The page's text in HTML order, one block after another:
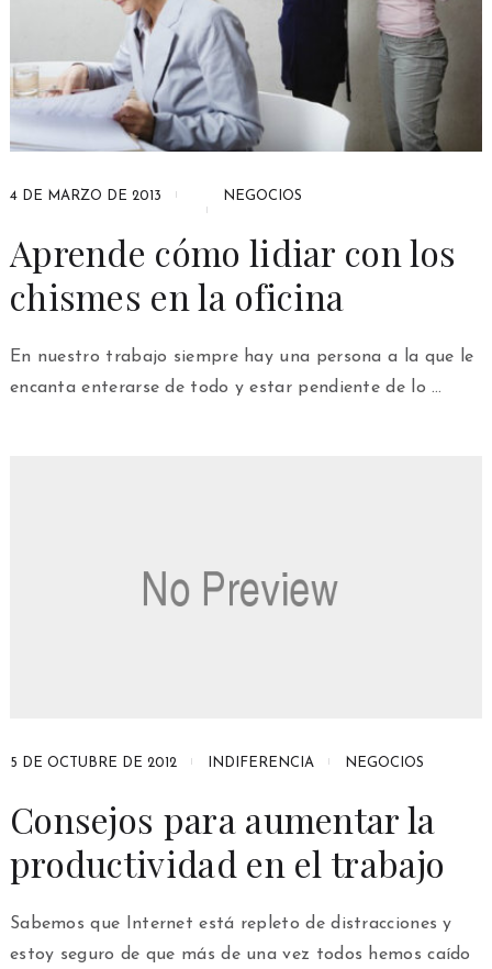
4 DE MARZO DE 2013 NEGOCIOS
Aprende cómo lidiar con los
chismes en la oficina
En nuestro trabajo siempre hay una persona a la que le
encanta enterarse de todo y estar pendiente de lo …
5 DE OCTUBRE DE 2012 INDIFERENCIA NEGOCIOS
Consejos para aumentar la
productividad en el trabajo
Sabemos que Internet está repleto de distracciones y
estoy seguro de que más de una vez todos hemos caído